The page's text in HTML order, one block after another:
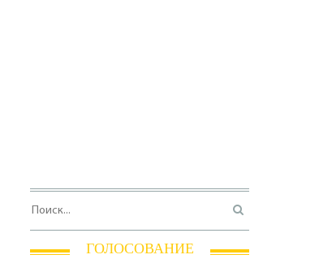
ГОЛОСОВАНИЕ